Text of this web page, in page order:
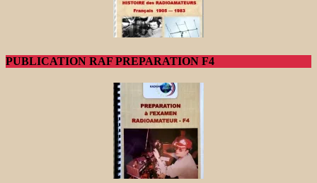
PUBLICATION RAF PREPARATION F4